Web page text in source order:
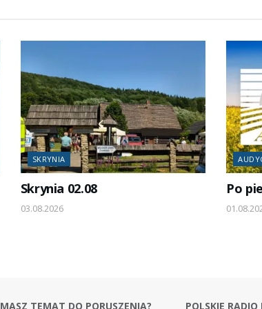
SKRYNIA
Skrynia 02.08
03.08.2026
Po
MASZ TEMAT DO PORUSZENIA? POLSKIE RADIO